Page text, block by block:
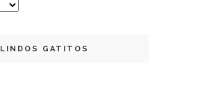
LINDOS GATITOS